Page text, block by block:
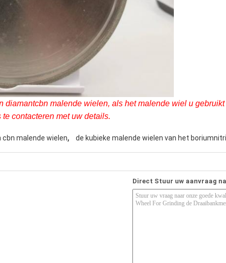
diamantcbn malende wielen, als het malende wiel u
contacteren met uw details.
malende wielen, de kubieke malende wielen van het
Direct Stuur uw aanvraag